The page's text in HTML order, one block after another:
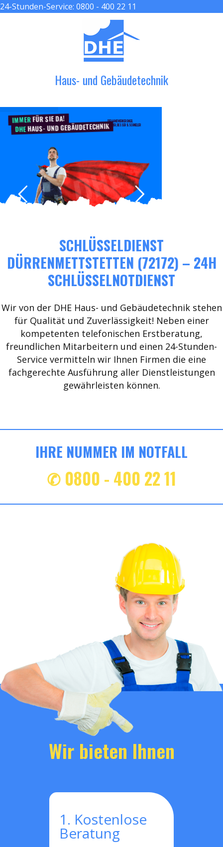
24-Stunden-Service: 0800 - 400 22 11
Haus- und Gebäudetechnik
IMMERFÜR SIE DA!
DHEHAUS- UND GEBÄUDETECHNIK
DER HANDWERKER ENGEL
GRÖßER, BESSER & SCHNELLER
SCHLÜSSELDIENST
DÜRRENMETTSTETTEN (72172) – 24H
SCHLÜSSELNOTDIENST
Wir von der DHE Haus- und Gebäudetechnik stehen
für Qualität und Zuverlässigkeit! Neben einer
kompetenten telefonischen Erstberatung,
freundlichen Mitarbeitern und einen 24-Stunden-
Service vermitteln wir Ihnen Firmen die eine
fachgerechte Ausführung aller Dienstleistungen
gewährleisten können.
IHRE NUMMER IM NOTFALL
✆ 0800 - 400 22 11
Wir bieten Ihnen
1. Kostenlose
Beratung